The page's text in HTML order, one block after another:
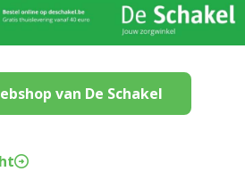
van De Schakel